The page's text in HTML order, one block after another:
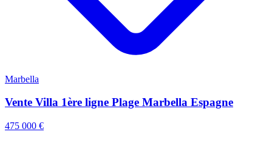
Marbella
Vente Villa 1ère ligne Plage Marbella Espagne
475 000 €